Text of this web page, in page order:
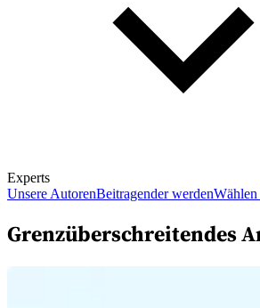
Experts
Unsere AutorenBeitragender werdenWählen
Grenzüberschreitendes